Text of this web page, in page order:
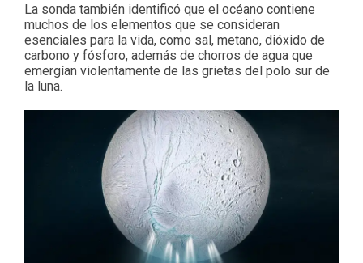
La sonda también identificó que el océano contiene
muchos de los elementos que se consideran
esenciales para la vida, como sal, metano, dióxido de
carbono y fósforo, además de chorros de agua que
emergían violentamente de las grietas del polo sur de
la luna.